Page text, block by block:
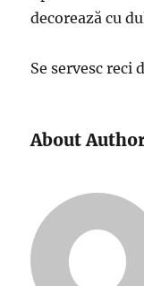
decorează cu
Se servesc reci
About